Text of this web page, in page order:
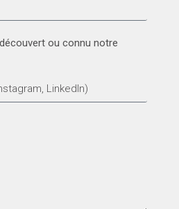
ou connu notre